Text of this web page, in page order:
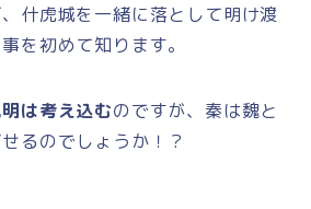
什虎城を一緒に落として明け渡
を初めて知ります。
は考え込むのですが、秦は魏と
るのでしょうか！？